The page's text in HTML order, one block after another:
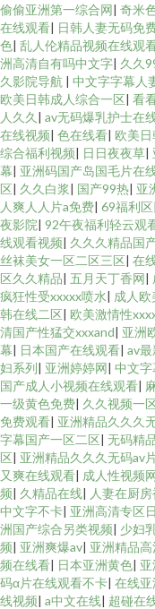
偷偷亚洲第一综合网| 奇米
在线观看| 日韩人妻无码免
色| 乱人伦精品视频在线观
洲高清自有吗中文字| 久久
久影院导航 | 中文字字幕人
欧美日韩成人综合一区| 看
人久久 | av无码爆乳护士在
在线视频| 色在线看| 欧美
综合福利视频| 日日夜夜草|
幕| 亚洲码国产岛国毛片在
区| 久久白浆| 国产99热| 亚
人爽人人片a免费| 69福利区|
夜影院| 92午夜福利轻云观
线观看视频| 久久久精品国
丝袜美女一区二区三区| 在
区久久精品| 五月天丁香网|
疯狂性受xxxxx喷水| 成人
韩在线二区| 欧美激情性
清国产性猛交xxxand| 亚洲
幕| 日本国产在线观看| av
妇系列| 亚洲婷婷网| 中文
国产成人小视频在线观看|
一级黄色免费| 久久视频一
免费观看| 亚洲精品久久久
字幕国产一区二区| 无码精
区| 亚洲精品久久久无码av
又爽在线观看| 成人性视频
频| 久精品在线| 人妻在厨
中文字不卡| 亚洲高清专区
洲国产综合另类视频| 少妇
频| 亚洲爽爆av| 亚洲精品
频在线看| 日本亚洲黄色|
码α片在线观看不卡| 在线
线视频| a中文在线| 超碰在